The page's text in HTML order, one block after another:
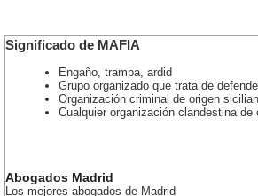
Significado de MAFIA
Engaño, trampa, ardid
Grupo organizado que trata de
Organización criminal de origen
Cualquier organización clandestina de
Abogados Madrid
Los mejores abogados de Madrid